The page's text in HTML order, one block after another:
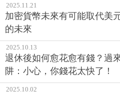
2025.11.21
加密貨幣未來有可能取代美
的未來
2025.10.13
退休後如何愈花愈有錢？過
阱：小心，你錢花太快了！
2025.10.02